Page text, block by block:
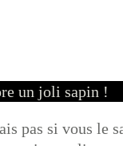
pas si vous le